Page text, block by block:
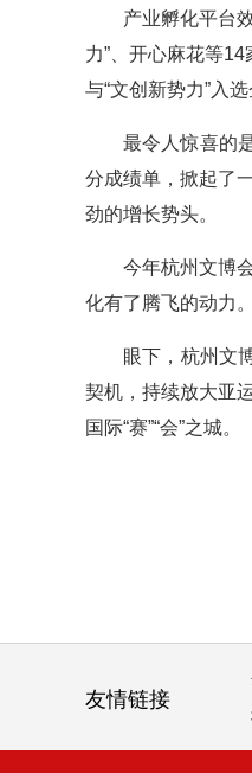
产业孵化平台
力”、开心麻花等
与“文创新势力”入
最令人惊喜的
分成绩单，掀起了
劲的增长势头。
今年杭州文博
化有了腾飞的动力。
眼下，杭州文
契机，持续放大亚
国际“赛”“会”之城。
友情链接